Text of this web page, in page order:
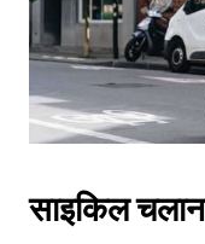
साइकिल